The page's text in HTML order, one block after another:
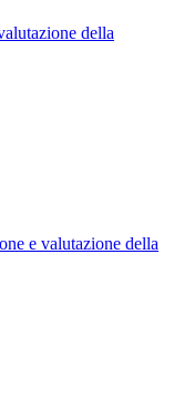
della
e valutazione della